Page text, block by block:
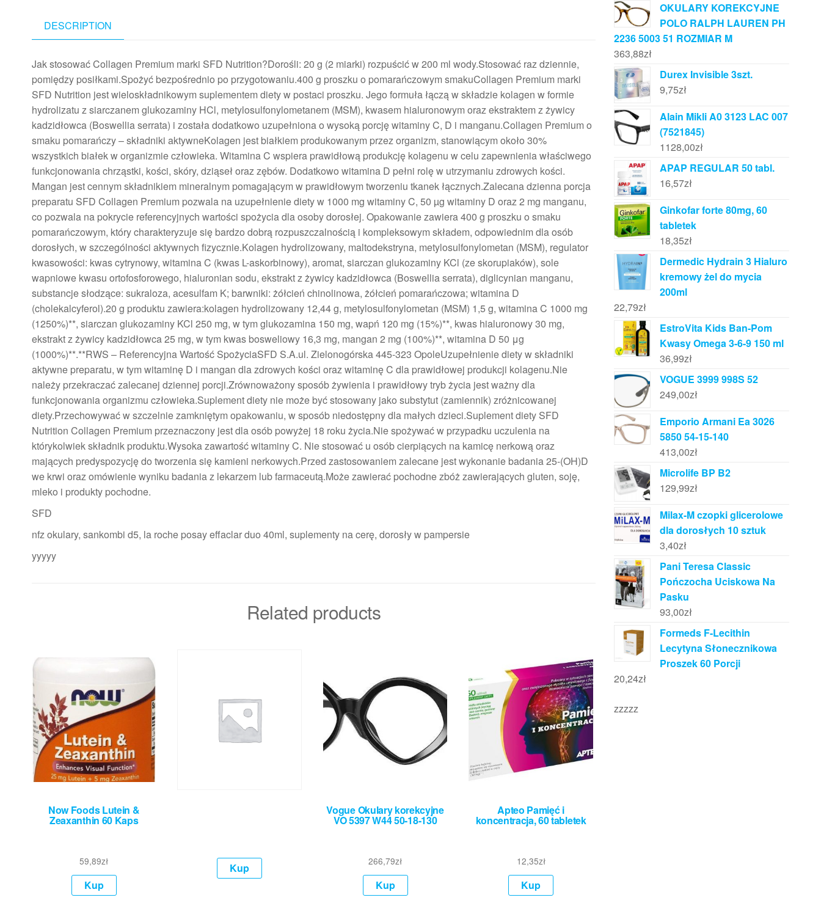
DESCRIPTION
Jak stosować Collagen Premium marki SFD Nutrition?Dorośli: 20 g (2 miarki) rozpuścić w 200 ml wody.Stosować raz dziennie,
pomiędzy posiłkami.Spożyć bezpośrednio po przygotowaniu.400 g proszku o pomarańczowym smakuCollagen Premium marki
SFD Nutrition jest wieloskładnikowym suplementem diety w postaci proszku. Jego formuła łączą w składzie kolagen w formie
hydrolizatu z siarczanem glukozaminy HCl, metylosulfonylometanem (MSM), kwasem hialuronowym oraz ekstraktem z żywicy
kadzidłowca (Boswellia serrata) i została dodatkowo uzupełniona o wysoką porcję witaminy C, D i manganu.Collagen Premium o
smaku pomarańczy – składniki aktywneKolagen jest białkiem produkowanym przez organizm, stanowiącym około 30%
wszystkich białek w organizmie człowieka. Witamina C wspiera prawidłową produkcję kolagenu w celu zapewnienia właściwego
funkcjonowania chrząstki, kości, skóry, dziąseł oraz zębów. Dodatkowo witamina D pełni rolę w utrzymaniu zdrowych kości.
Mangan jest cennym składnikiem mineralnym pomagającym w prawidłowym tworzeniu tkanek łącznych.Zalecana dzienna porcja
preparatu SFD Collagen Premium pozwala na uzupełnienie diety w 1000 mg witaminy C, 50 µg witaminy D oraz 2 mg manganu,
co pozwala na pokrycie referencyjnych wartości spożycia dla osoby dorosłej. Opakowanie zawiera 400 g proszku o smaku
pomarańczowym, który charakteryzuje się bardzo dobrą rozpuszczalnością i kompleksowym składem, odpowiednim dla osób
dorosłych, w szczególności aktywnych fizycznie.Kolagen hydrolizowany, maltodekstryna, metylosulfonylometan (MSM), regulator
kwasowości: kwas cytrynowy, witamina C (kwas L-askorbinowy), aromat, siarczan glukozaminy KCl (ze skorupiaków), sole
wapniowe kwasu ortofosforowego, hialuronian sodu, ekstrakt z żywicy kadzidłowca (Boswellia serrata), diglicynian manganu,
substancje słodzące: sukraloza, acesulfam K; barwniki: żółcień chinolinowa, żółcień pomarańczowa; witamina D
(cholekalcyferol).20 g produktu zawiera:kolagen hydrolizowany 12,44 g, metylosulfonylometan (MSM) 1,5 g, witamina C 1000 mg
(1250%)**, siarczan glukozaminy KCl 250 mg, w tym glukozamina 150 mg, wapń 120 mg (15%)**, kwas hialuronowy 30 mg,
ekstrakt z żywicy kadzidłowca 25 mg, w tym kwas bosweliowy 16,3 mg, mangan 2 mg (100%)**, witamina D 50 μg
(1000%)**.**RWS – Referencyjna Wartość SpożyciaSFD S.A.ul. Zielonogórska 445-323 OpoleUzupełnienie diety w składniki
aktywne preparatu, w tym witaminę D i mangan dla zdrowych kości oraz witaminę C dla prawidłowej produkcji kolagenu.Nie
należy przekraczać zalecanej dziennej porcji.Zrównoważony sposób żywienia i prawidłowy tryb życia jest ważny dla
funkcjonowania organizmu człowieka.Suplement diety nie może być stosowany jako substytut (zamiennik) zróżnicowanej
diety.Przechowywać w szczelnie zamkniętym opakowaniu, w sposób niedostępny dla małych dzieci.Suplement diety SFD
Nutrition Collagen Premium przeznaczony jest dla osób powyżej 18 roku życia.Nie spożywać w przypadku uczulenia na
którykolwiek składnik produktu.Wysoka zawartość witaminy C. Nie stosować u osób cierpiących na kamicę nerkową oraz
mających predyspozycję do tworzenia się kamieni nerkowych.Przed zastosowaniem zalecane jest wykonanie badania 25-(OH)D
we krwi oraz omówienie wyniku badania z lekarzem lub farmaceutą.Może zawierać pochodne zbóż zawierających gluten, soję,
mleko i produkty pochodne.
SFD
nfz okulary, sankombi d5, la roche posay effaclar duo 40ml, suplementy na cerę, dorosły w pampersie
yyyyy
Related products
Now Foods Lutein &
Zeaxanthin 60 Kaps
59,89zł
Kup
Kup
Vogue Okulary korekcyjne
VO 5397 W44 50-18-130
266,79zł
Kup
Apteo Pamięć i
koncentracja, 60 tabletek
12,35zł
Kup
OKULARY KOREKCYJNE
POLO RALPH LAUREN PH
2236 5003 51 ROZMIAR M
363,88zł
Durex Invisible 3szt.
9,75zł
Alain Mikli A0 3123 LAC 007
(7521845)
1128,00zł
APAP REGULAR 50 tabl.
16,57zł
Ginkofar forte 80mg, 60
tabletek
18,35zł
Dermedic Hydrain 3 Hialuro
kremowy żel do mycia
200ml
22,79zł
EstroVita Kids Ban-Pom
Kwasy Omega 3-6-9 150 ml
36,99zł
VOGUE 3999 998S 52
249,00zł
Emporio Armani Ea 3026
5850 54-15-140
413,00zł
Microlife BP B2
129,99zł
Milax-M czopki glicerolowe
dla dorosłych 10 sztuk
3,40zł
Pani Teresa Classic
Pończocha Uciskowa Na
Pasku
93,00zł
Formeds F-Lecithin
Lecytyna Słonecznikowa
Proszek 60 Porcji
20,24zł
zzzzz